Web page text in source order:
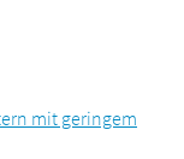
mit geringem